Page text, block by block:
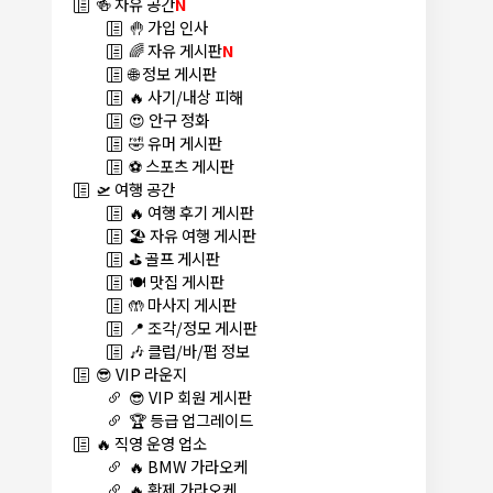
🤚 가입 인사
🌈 자유 게시판N
🌐 정보 게시판
🔥 사기/내상 피해
😍 안구 정화
🤣 유머 게시판
⚽ 스포츠 게시판
🛫 여행 공간
🔥 여행 후기 게시판
🏖️ 자유 여행 게시판
⛳ 골프 게시판
🍽️ 맛집 게시판
🤲 마사지 게시판
📍 조각/정모 게시판
🎶 클럽/바/펍 정보
😎 VIP 라운지
😎 VIP 회원 게시판
🏆 등급 업그레이드
🔥 직영 운영 업소
🔥 BMW 가라오케